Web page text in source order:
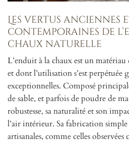
Les vertus anciennes
contemporaines de
chaux naturelle
L’enduit à la chaux est un
et dont l’utilisation s’est perpétuée
exceptionnelles. Composé
de sable, et parfois de poudre de
robustesse, sa naturalité et son
l’air intérieur. Sa fabrication
artisanales, comme celles observées